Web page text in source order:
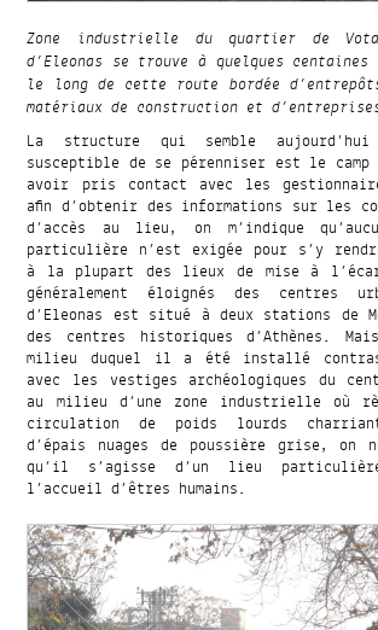
Zone industrielle du quartier de
d’Eleonas se trouve à quelques
le long de cette route bordée
matériaux de construction et
La structure qui semble
susceptible de se pérenniser est le camp
avoir pris contact avec les
afin d’obtenir des informations sur les
d’accès au lieu, on m’indique
particulière n’est exigée pour s’y
à la plupart des lieux de mise à
généralement éloignés des centres
d’Eleonas est situé à deux stations de
des centres historiques d’Athènes.
milieu duquel il a été installé
avec les vestiges archéologiques du
au milieu d’une zone industrielle où
circulation de poids lourds
d’épais nuages de poussière grise, on
qu’il s’agisse d’un lieu
l’accueil d’êtres humains.